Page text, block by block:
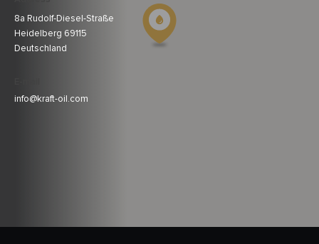
8a Rudolf-Diesel-Straße
Heidelberg 69115
Deutschland
info@kraft-oil.com